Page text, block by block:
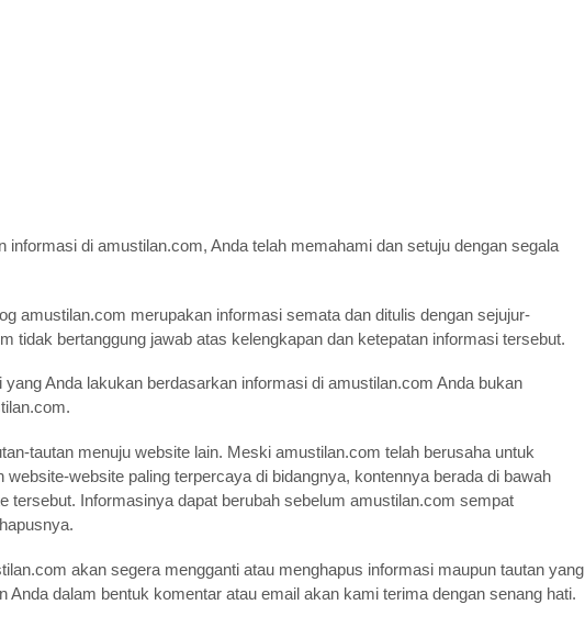
informasi di amustilan.com, Anda telah memahami dan setuju dengan segala
amustilan.com merupakan informasi semata dan ditulis dengan sejujur-
tidak bertanggung jawab atas kelengkapan dan ketepatan informasi tersebut.
Anda lakukan berdasarkan informasi di amustilan.com Anda bukan
tautan menuju website lain. Meski amustilan.com telah berusaha untuk
website-website paling terpercaya di bidangnya, kontennya berada di bawah
tersebut. Informasinya dapat berubah sebelum amustilan.com sempat
akan segera mengganti atau menghapus informasi maupun tautan yang
Anda dalam bentuk komentar atau email akan kami terima dengan senang hati.